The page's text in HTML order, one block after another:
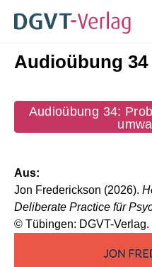
ZUM HAUPTINHALT
Audioübung 34
Audioübung 34:
Aus:
Jon Frederickson (2026).
Deliberate Practice für
© Tübingen: DGVT-Verlag.